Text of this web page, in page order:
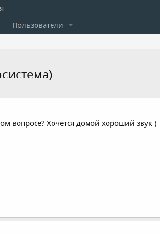
Пользователи
вопросе? Хочется домой хороший звук )